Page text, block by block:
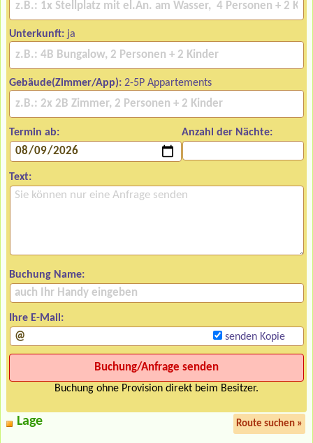
Unterkunft: ja
Gebäude(Zimmer/App): 2-5P Appartements
Termin ab: Anzahl der Nächte:
Text:
Buchung Name:
Ihre E-Mail:
senden Kopie
Buchung ohne Provision direkt beim Besitzer.
Lage Route suchen »